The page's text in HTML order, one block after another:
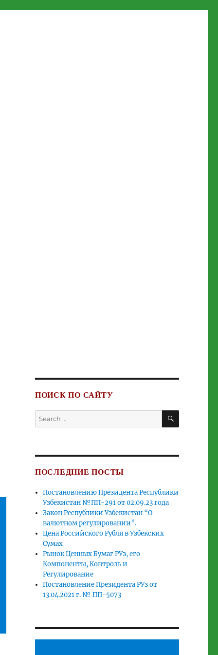
ПОИСК ПО САЙТУ
Search
for:
SEARCH
ПОСЛЕДНИЕ ПОСТЫ
Постановлению Президента Республики
Узбекистан №ПП-291 от 02.09.23 года
Закон Республики Узбекистан “О
валютном регулировании”.
Цена Российского Рубля в Узбекских
Сумах
Рынок Ценных Бумаг РУз, его
Компоненты, Контроль и
Регулирование
Постановление Президента РУз от
13.04.2021 г. № ПП-5073